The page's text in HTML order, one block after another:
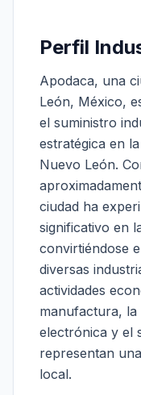
Perfil
Apodaca, una
León, México,
el suministro
estratégica en
Nuevo León.
ciudad ha
significativo en
convirtiéndose
diversas
actividades
manufactura,
electrónica y el
representan
local.